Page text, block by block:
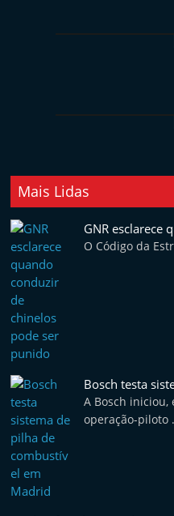
Mais Lidas
GNR esclarece
O Código da
Bosch testa
A Bosch
operação-piloto